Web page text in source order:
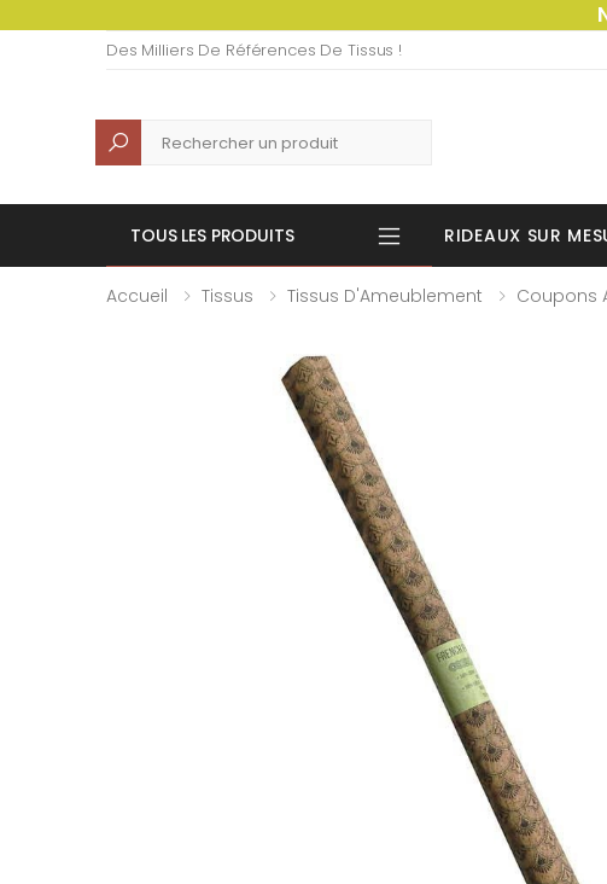
Des Milliers De Références De Tissus !
Recherche
TOUS LES PRODUITS RIDEAUX SUR
Accueil Tissus Tissus D'Ameublement Coupons